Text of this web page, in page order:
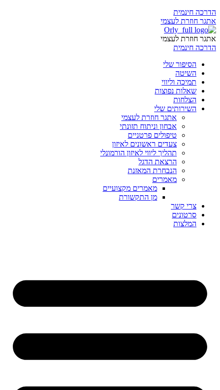
הדרכה חינמית
אתגר חוזרת לעצמי
אתגר חוזרת לעצמי
הדרכה חינמית
הסיפור שלי
השיטה
תמיכה וליווי
שאלות נפוצות
הצלחות
השירותים שלי
אתגר חוזרת לעצמי
אבחון וניתוח תזונתי
טיפולים פרטניים
צעדים ראשונים לאיזון
תהליך ליווי לאיזון הורמונלי
הרצאת הדגל
הנבחרת המאזנת
מאמרים
מאמרים מקצועיים
מן התקשורת
צרי קשר
סרטונים
המלצות